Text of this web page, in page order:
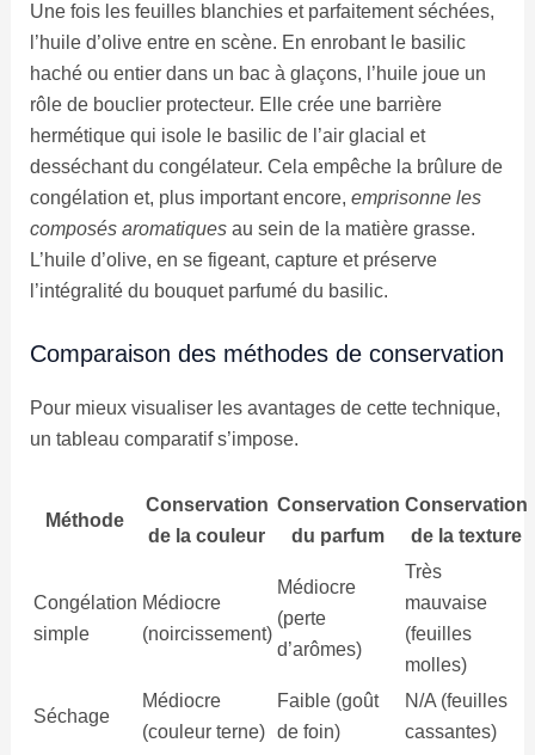
Une fois les feuilles blanchies et parfaitement séchées,
l’huile d’olive entre en scène. En enrobant le basilic
haché ou entier dans un bac à glaçons, l’huile joue un
rôle de bouclier protecteur. Elle crée une barrière
hermétique qui isole le basilic de l’air glacial et
desséchant du congélateur. Cela empêche la brûlure de
congélation et, plus important encore, emprisonne les
composés aromatiquesau sein de la matière grasse.
L’huile d’olive, en se figeant, capture et préserve
l’intégralité du bouquet parfumé du basilic.
Comparaison des méthodes de conservation
Pour mieux visualiser les avantages de cette technique,
un tableau comparatif s’impose.
Méthode
Conservation
de la couleur
Conservation
du parfum
Conservation
de la texture
Congélation
simple
Médiocre
(noircissement)
Médiocre
(perte
d’arômes)
Très
mauvaise
(feuilles
molles)
Séchage
Médiocre
(couleur terne)
Faible (goût
de foin)
N/A (feuilles
cassantes)